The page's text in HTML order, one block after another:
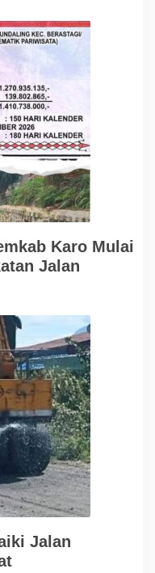
Karo Mulai
Jalan
Jalan